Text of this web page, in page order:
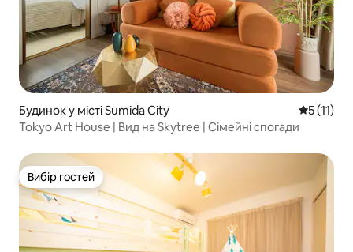
Будинок у місті Sumida City Середня
5 (11)
Tokyo Art House | Вид на Skytree | Сімейні спогади
Вибір гостей
Вибір гостей